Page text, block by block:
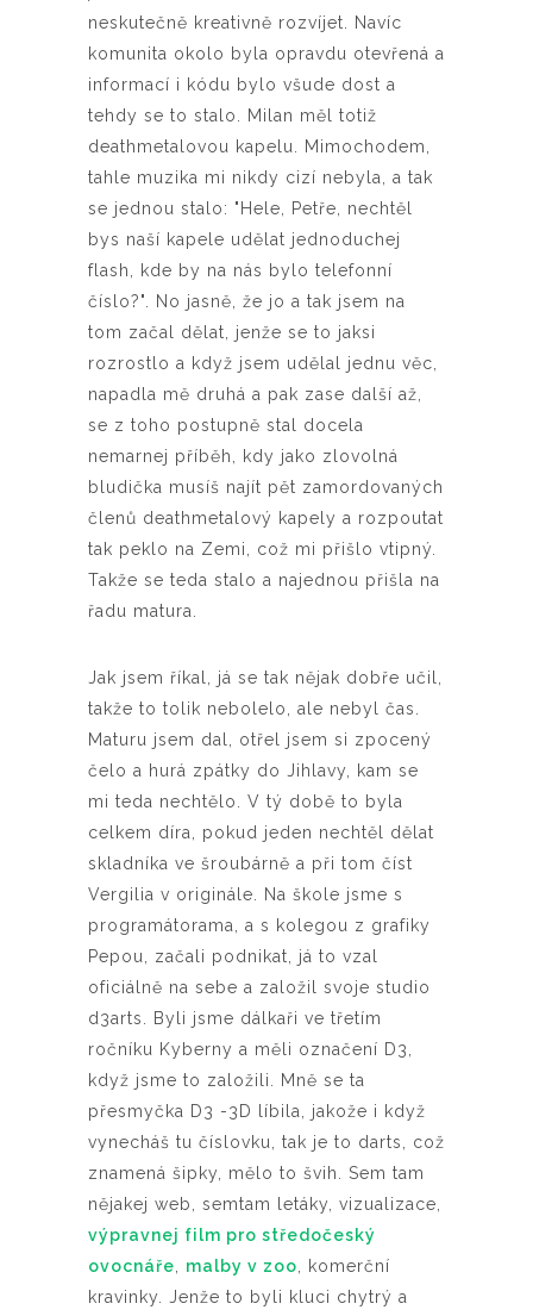
neskutečně kreativně rozvíjet. Navíc
komunita okolo byla opravdu otevřená a
informací i kódu bylo všude dost a
tehdy se to stalo. Milan měl totiž
deathmetalovou kapelu. Mimochodem,
tahle muzika mi nikdy cizí nebyla, a tak
se jednou stalo: "Hele, Petře, nechtěl
bys naší kapele udělat jednoduchej
flash, kde by na nás bylo telefonní
číslo?". No jasně, že jo a tak jsem na
tom začal dělat, jenže se to jaksi
rozrostlo a když jsem udělal jednu věc,
napadla mě druhá a pak zase další až,
se z toho postupně stal docela
nemarnej příběh, kdy jako zlovolná
bludička musíš najít pět zamordovaných
členů deathmetalový kapely a rozpoutat
tak peklo na Zemi, což mi přišlo vtipný.
Takže se teda stalo a najednou přišla na
řadu matura.
Jak jsem říkal, já se tak nějak dobře učil,
takže to tolik nebolelo, ale nebyl čas.
Maturu jsem dal, otřel jsem si zpocený
čelo a hurá zpátky do Jihlavy, kam se
mi teda nechtělo. V tý době to byla
celkem díra, pokud jeden nechtěl dělat
skladníka ve šroubárně a při tom číst
Vergilia v originále. Na škole jsme s
programátorama, a s kolegou z grafiky
Pepou, začali podnikat, já to vzal
oficiálně na sebe a založil svoje studio
d3arts. Byli jsme dálkaři ve třetím
ročníku Kyberny a měli označení D3,
když jsme to založili. Mně se ta
přesmyčka D3 -3D líbila, jakože i když
vynecháš tu číslovku, tak je to darts, což
znamená šipky, mělo to švih. Sem tam
nějakej web, semtam letáky, vizualizace,
výpravnej film pro středočeský
ovocnáře
malby v zoo , komerční
kravinky. Jenže to byli kluci chytrý a